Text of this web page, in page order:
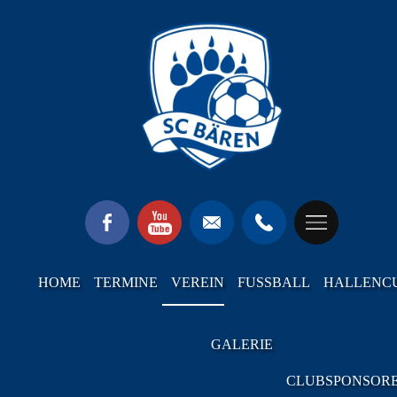
HOME TERMINE VEREIN FUSSBALL
GALERIE